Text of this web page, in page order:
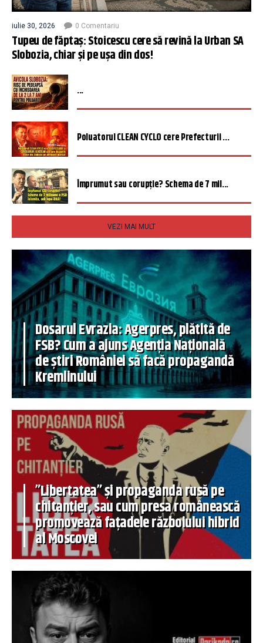
iulie 30, 2026 0 Comentariu
Tupeu de făptaș: Stoicescu cere să revină la Urban SA
Slobozia, chiar și pe ușa din dos!
...
Poluatorul CLEAN CYCLO cere Prefecturii ...
Împrumut sau corupție? Schema de 7 mil...
VEZI MAI MULT
Dosarul Evrazia: Agerpres, plătită de
FSB? Cum a ajuns Agenția Națională
de știri României să facă propagandă
Kremlinului
”Libertatea” și propaganda rusă pe
chitanțier, sau cum presa românească
promovează fațadele războiului hibrid
al Moscovei